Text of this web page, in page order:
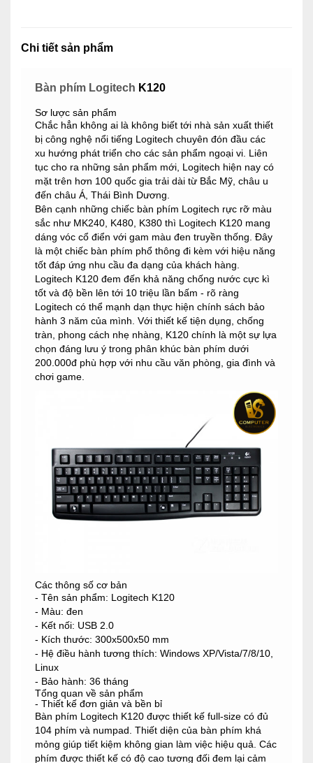
Chi tiết sản phẩm
Bàn phím Logitech K120
Sơ lược sản phẩm
Chắc hẳn không ai là không biết tới nhà sản xuất thiết
bị công nghệ nổi tiếng Logitech chuyên đón đầu các
xu hướng phát triển cho các sản phẩm ngoại vi. Liên
tục cho ra những sản phẩm mới, Logitech hiện nay có
mặt trên hơn 100 quốc gia trải dài từ Bắc Mỹ, châu u
đến châu Á, Thái Bình Dương.
Bên cạnh những chiếc bàn phím Logitech rực rỡ màu
sắc như MK240, K480, K380 thì Logitech K120 mang
dáng vóc cổ điển với gam màu đen truyền thống. Đây
là một chiếc bàn phím phổ thông đi kèm với hiệu năng
tốt đáp ứng nhu cầu đa dạng của khách hàng.
Logitech K120 đem đến khả năng chống nước cực kì
tốt và độ bền lên tới 10 triệu lần bấm - rõ ràng
Logitech có thể mạnh dạn thực hiện chính sách bảo
hành 3 năm của mình. Với thiết kế tiện dụng, chống
tràn, phong cách nhẹ nhàng, K120 chính là một sự lựa
chọn đáng lưu ý trong phân khúc bàn phím dưới
200.000đ phù hợp với nhu cầu văn phòng, gia đình và
chơi game.
Các thông số cơ bản
- Tên sản phẩm: Logitech K120
- Màu: đen
- Kết nối: USB 2.0
- Kích thước: 300x500x50 mm
- Hệ điều hành tương thích: Windows XP/Vista/7/8/10,
Linux
- Bảo hành: 36 tháng
Tổng quan về sản phẩm
- Thiết kế đơn giản và bền bỉ
Bàn phím Logitech K120 được thiết kế full-size có đủ
104 phím và numpad. Thiết diện của bàn phím khá
mỏng giúp tiết kiệm không gian làm việc hiệu quả. Các
phím được thiết kế có độ cao tương đối đem lại cảm